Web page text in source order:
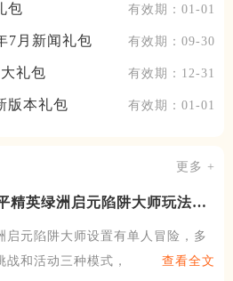
包 有效期：01-01
7月新闻礼包 有效期：09-30
礼包 有效期：12-31
版本礼包 有效期：01-01
更多 +
精英绿洲启元陷阱大师玩法是
启元陷阱大师设置有单人冒险，多
战和活动三种模式，其中
查看全文